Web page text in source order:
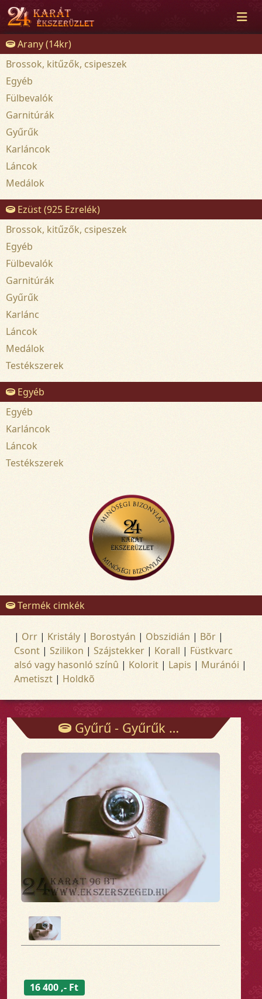
Arany (14kr)
Brossok, kitűzők, csipeszek
Egyéb
Fülbevalók
Garnitúrák
Gyűrűk
Karláncok
Láncok
Medálok
Ezüst (925 Ezrelék)
Brossok, kitűzők, csipeszek
Egyéb
Fülbevalók
Garnitúrák
Gyűrűk
Karlánc
Láncok
Medálok
Testékszerek
Egyéb
Egyéb
Karláncok
Láncok
Testékszerek
Termék cimkék
| Orr | Kristály | Borostyán | Obszidián | Bõr |
Csont | Szilikon | Szájstekker | Korall | Füstkvarc
alsó vagy hasonló színû | Kolorit | Lapis | Muránói |
Ametiszt | Holdkõ
Gyűrű - Gyűrűk - Arany és ezüst ékszerek
16 400 ,- Ft